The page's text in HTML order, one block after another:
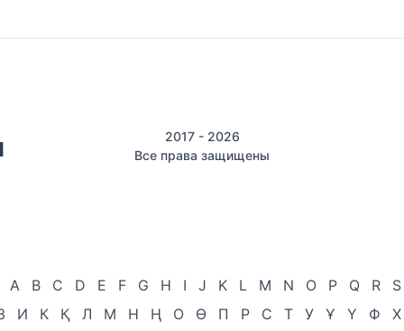
2017 - 2026
Все права защищены
A B C D E F G H I J K L M N O P Q R S
И К Қ Л М Н Ң О Ө П Р С Т У Ұ Ү Ф Х